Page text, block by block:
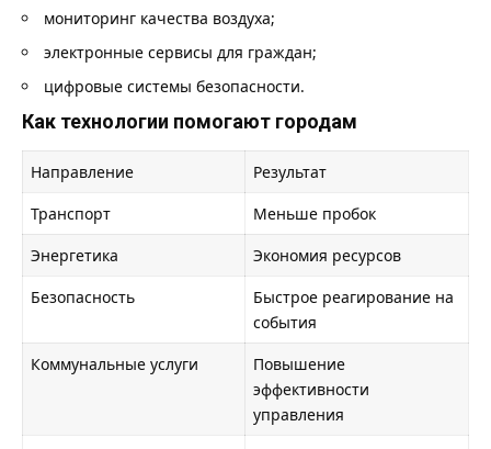
мониторинг качества воздуха;
электронные сервисы для граждан;
цифровые системы безопасности.
Как технологии помогают городам
Направление
Результат
Транспорт
Меньше пробок
Энергетика
Экономия ресурсов
Безопасность
Быстрое реагирование на
события
Коммунальные услуги
Повышение
эффективности
управления